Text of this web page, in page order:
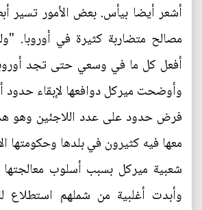
أشعر أيضا بيأس. بعض الأمور تسير
مصالح متضاربة كثيرة في أوروبا.
أفعل كل ما في وسعي حتى تجد
وأوضحت ميركل دوافعها لإبقاء حدود
فرض حدود على عدد اللاجئين وهو
معها فيه كثيرون في بلدها وحكومتها
شعبية ميركل بسبب أسلوب معالجتها
وأبدت أغلبية من شملهم استطلاع